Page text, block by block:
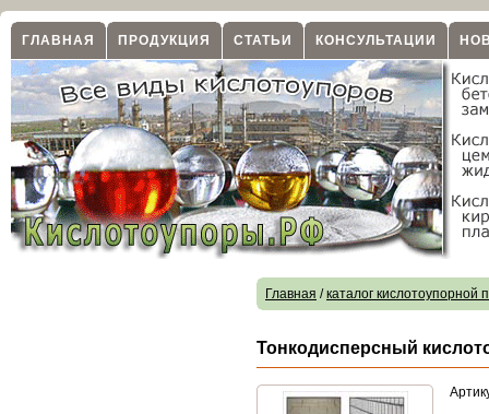
ГЛАВНАЯ ПРОДУКЦИЯ СТАТЬИ КОНСУЛЬТАЦИИ
Главная /каталог кислотоупорной
Тонкодисперсный